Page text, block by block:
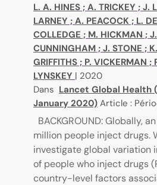
L. A. HINES ; A. TRICKEY ; J.
LARNEY ; A. PEACOCK ; L.
COLLEDGE ; M. HICKMAN ;
CUNNINGHAM ; J. STONE ;
GRIFFITHS ; P. VICKERMAN ;
LYNSKEY | 2020
Dans Lancet Global Health
January 2020) Article :
BACKGROUND: Globally,
million people inject drugs.
investigate global variation
of people who inject drugs
country-level factors